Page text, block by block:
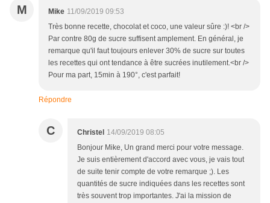
M Mike 11/09/2019 09:53
Très bonne recette, chocolat et coco, une valeur sûre :)! <br />
Par contre 80g de sucre suffisent amplement. En général, je
remarque qu'il faut toujours enlever 30% de sucre sur toutes
les recettes qui ont tendance à être sucrées inutilement.<br />
Pour ma part, 15min à 190°, c'est parfait!
Répondre
C Christel 14/09/2019 08:05
Bonjour Mike, Un grand merci pour votre message.
Je suis entièrement d'accord avec vous, je vais tout
de suite tenir compte de votre remarque ;). Les
quantités de sucre indiquées dans les recettes sont
très souvent trop importantes. J'ai la mission de